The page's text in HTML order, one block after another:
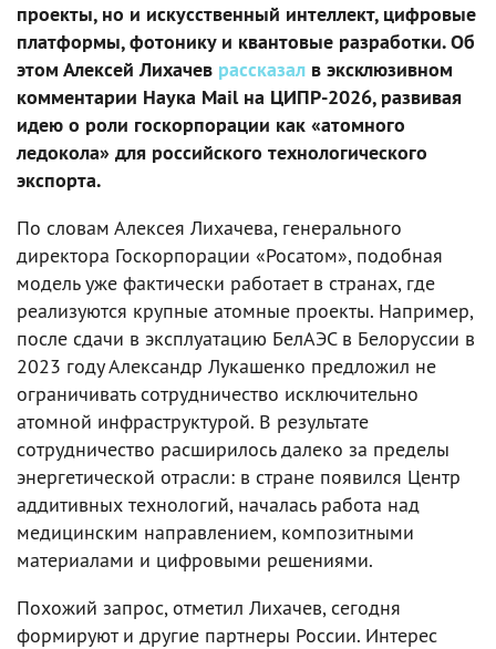
проекты, но и искусственный интеллект, цифровые
платформы, фотонику и квантовые разработки. Об
этом Алексей Лихачев рассказал в эксклюзивном
комментарии Наука Mail на ЦИПР-2026, развивая
идею о роли госкорпорации как «атомного
ледокола» для российского технологического
экспорта.
По словам Алексея Лихачева, генерального
директора Госкорпорации «Росатом», подобная
модель уже фактически работает в странах, где
реализуются крупные атомные проекты. Например,
после сдачи в эксплуатацию БелАЭС в Белоруссии в
2023 году Александр Лукашенко предложил не
ограничивать сотрудничество исключительно
атомной инфраструктурой. В результате
сотрудничество расширилось далеко за пределы
энергетической отрасли: в стране появился Центр
аддитивных технологий, началась работа над
медицинским направлением, композитными
материалами и цифровыми решениями.
Похожий запрос, отметил Лихачев, сегодня
формируют и другие партнеры России. Интерес